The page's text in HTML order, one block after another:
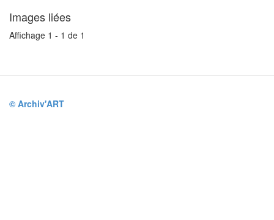
Images liées
Affichage 1 - 1 de 1
© Archiv'ART